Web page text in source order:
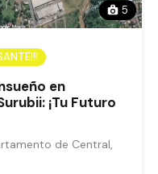
5
en
¡Tu Futuro
de Central,